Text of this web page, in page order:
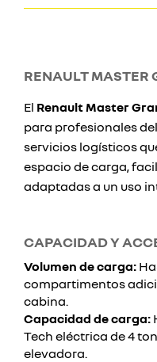
RENAULT MASTER
El Renault Master
para profesionales
servicios logísticos
espacio de carga,
adaptadas a un uso
CAPACIDAD Y
Volumen de carga:
compartimentos
cabina.
Capacidad de carga:
Tech eléctrica de 4
elevadora.